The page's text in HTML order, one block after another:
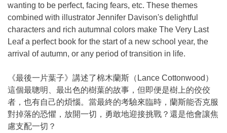
wanting to be perfect, facing fears, etc. These themes
combined with illustrator Jennifer Davison's delightful
characters and rich autumnal colors make The Very Last
Leaf a perfect book for the start of a new school year, the
arrival of autumn, or any period of transition in life.
《最後一片葉子》講述了棉木蘭斯（Lance Cottonwood）
這個最聰明、最出色的樹葉的故事，但即便是樹上的佼佼
者，也有自己的煩惱。當最終的考驗來臨時，蘭斯能否克服
對掉落的恐懼，放開一切，勇敢地迎接挑戰？還是他會讓焦
慮支配一切？